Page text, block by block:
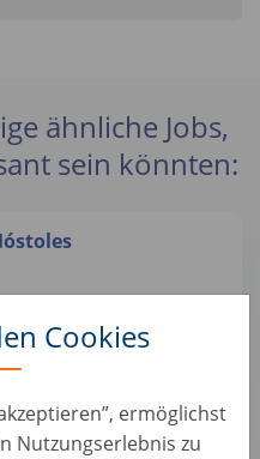
Cookies
ermöglichst
Nutzungserlebnis zu
ähnliche Jobs,
sein könnten:
(H/F)